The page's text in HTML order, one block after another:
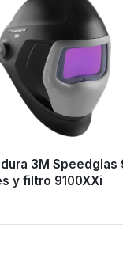
3M Speedglas
y filtro 9100XXi